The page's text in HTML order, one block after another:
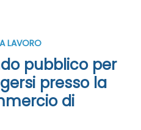
LAVORO
pubblico per
presso la
di